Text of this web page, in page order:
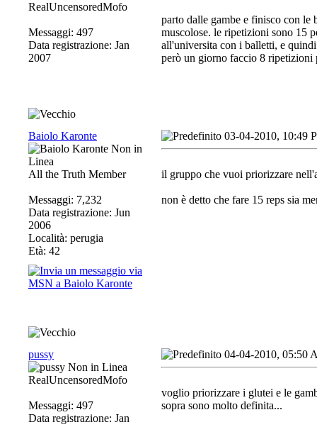
RealUncensoredMofo
Messaggi: 497
Data registrazione: Jan
2007
parto dalle gambe e finisco con le
muscolose. le ripetizioni sono 15
all'universita con i balletti, e
però un giorno faccio 8 ripetizioni
Baiolo Karonte
All the Truth Member
Messaggi: 7,232
Data registrazione: Jun
2006
Località: perugia
Età: 42
03-04-2010, 10:49
il gruppo che vuoi priorizzare
non è detto che fare 15 reps sia
pussy
RealUncensoredMofo
Messaggi: 497
Data registrazione: Jan
04-04-2010, 05:50
voglio priorizzare i glutei e le
sopra sono molto definita...